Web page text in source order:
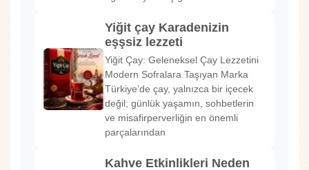
Yiğit çay Karadenizin
eşşsiz lezzeti
Yiğit Çay: Geleneksel Çay Lezzetini
Modern Sofralara Taşıyan Marka
Türkiye’de çay, yalnızca bir içecek
değil; günlük yaşamın, sohbetlerin
ve misafirperverliğin en önemli
parçalarından
Kahve Etkinlikleri Neden